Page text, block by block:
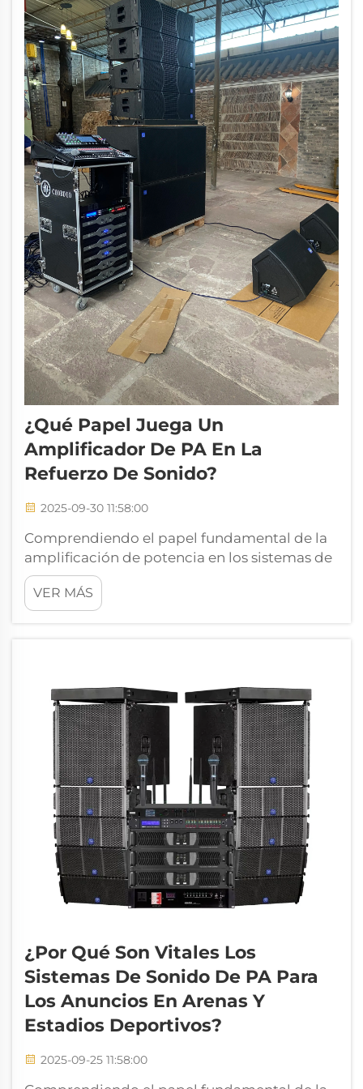
¿Qué Papel Juega Un
Amplificador De PA En La
Refuerzo De Sonido?
2025-09-30 11:58:00
Comprendiendo el papel fundamental de la
amplificación de potencia en los sistemas de
audio. En el corazón de cada sistema de
sonido profesional se encuentra un
componente crucial que transforma señales
VER MÁS
¿Por Qué Son Vitales Los
Sistemas De Sonido De PA Para
Los Anuncios En Arenas Y
Estadios Deportivos?
2025-09-25 11:58:00